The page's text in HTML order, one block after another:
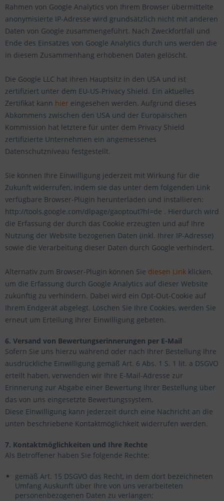
Rahmen von Google Analytics von Ihrem Browser übermittelte
anonymisierte IP-Adresse wird grundsätzlich nicht mit anderen
Daten von Google zusammengeführt. Nach Zweckfortfall und
Ende des Einsatzes von Google Analytics durch uns werden die
in diesem Zusammenhang erhobenen Daten gelöscht.
Die Google LLC hat ihren Hauptsitz in den USA und ist
zertifiziert unter dem EU-US-Privacy Shield. Ein aktuelles
Zertifikat kann hier eingesehen werden. Aufgrund dieses
Abkommens zwischen den USA und der Europäischen
Kommission hat letztere für unter dem Privacy Shield
zertifizierte Unternehmen ein angemessenes
Datenschutzniveau festgestellt.
Sie können Ihre Einwilligung jederzeit mit Wirkung für die
Zukunft widerrufen, indem sie das unter dem folgenden Link
verfügbare Browser-Plugin herunterladen und installieren:
http://tools.google.com/dlpage/gaoptout?hl=de . Hierdurch wird
die Erfassung der durch das Cookie erzeugten und auf Ihre
Nutzung der Website bezogenen Daten (inkl. Ihrer IP-Adresse)
sowie die Verarbeitung dieser Daten durch Google verhindert.
Alternativ zum Browser-Plugin können Sie diesen Link klicken,
um die Erfassung durch Google Analytics auf dieser Website
zukünftig zu verhindern. Dabei wird ein Opt-Out-Cookie auf
Ihrem Endgerät abgelegt. Löschen Sie Ihre Cookies, werden Sie
erneut um Erteilung Ihrer Einwilligung gebeten.
6. Versand von Bewertungserinnerungen per E-Mail
Sofern Sie uns hierzu während oder nach Ihrer Bestellung Ihre
ausdrückliche Einwilligung gemäß Art. 6 Abs. 1 S. 1 lit. a DSGVO
erteilt haben, verwenden wir Ihre E-Mail-Adresse zur
Erinnerung zur Abgabe einer Bewertung Ihrer Bestellung über
das von uns eingesetzte Bewertungssystem.
Diese Einwilligung kann jederzeit durch eine Nachricht an die
unten beschriebene Kontaktmöglichkeit widerrufen werden.
7. Kontaktmöglichkeiten und Ihre Rechte
Als Betroffener haben Sie folgende Rechte:
gemäß Art. 15 DSGVO das Recht, in dem dort bezeichneten
Umfang Auskunft über Ihre von uns verarbeiteten
personenbezogenen Daten zu verlangen;